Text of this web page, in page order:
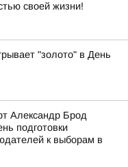
своей жизни!
"золото" в День
Александр Брод
подготовки
к выборам в